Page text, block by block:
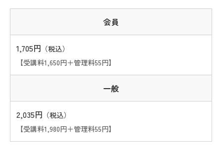
会員
1,705円 （税込）
【受講料1,650円＋管理料55円】
一般
2,035円 （税込）
【受講料1,980円＋管理料55円】